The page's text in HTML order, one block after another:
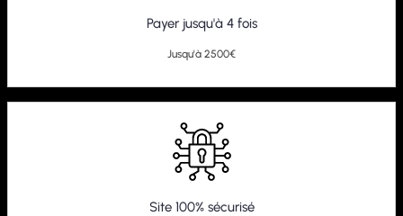
Payer jusqu'à 4 fois
Jusqu'à 2500€
Site 100% sécurisé